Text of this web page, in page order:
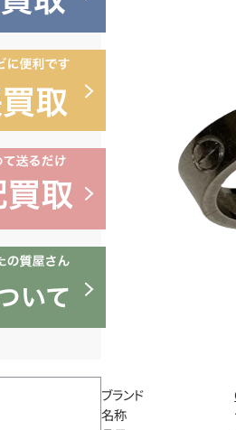
ブランド
名称